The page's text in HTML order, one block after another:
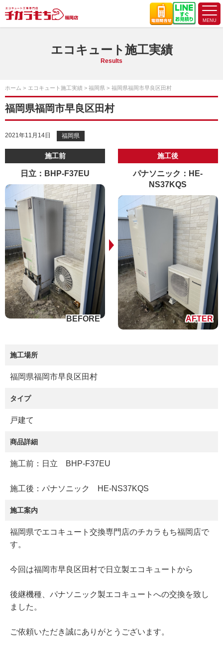
エコキュート施工実績
Results
ホーム エコキュート施工実績 福岡県 福岡県福岡市早良区田村
福岡県福岡市早良区田村
2021年11月14日 福岡県
施工前
日立：BHP-F37EU
施工後
パナソニック：HE-
NS37KQS
施工場所
福岡県福岡市早良区田村
タイプ
戸建て
商品詳細
施工前：日立 BHP-F37EU
施工後：パナソニック HE-NS37KQS
施工案内
福岡県でエコキュート交換専門店のチカラもち福岡店で
す。
今回は福岡市早良区田村で日立製エコキュートから
後継機種、パナソニック製エコキュートへの交換を致し
ました。
ご依頼いただき誠にありがとうございます。